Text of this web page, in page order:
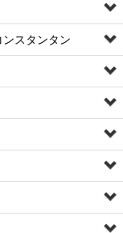
スタンタン